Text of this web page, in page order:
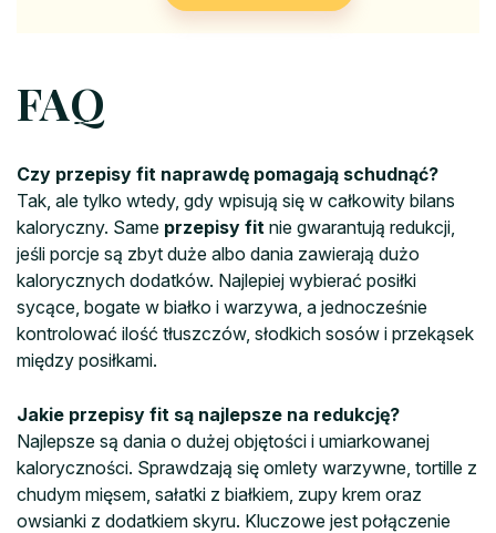
FAQ
Czy przepisy fit naprawdę pomagają schudnąć?
Tak, ale tylko wtedy, gdy wpisują się w całkowity bilans
kaloryczny. Same przepisy fit nie gwarantują redukcji,
jeśli porcje są zbyt duże albo dania zawierają dużo
kalorycznych dodatków. Najlepiej wybierać posiłki
sycące, bogate w białko i warzywa, a jednocześnie
kontrolować ilość tłuszczów, słodkich sosów i przekąsek
między posiłkami.
Jakie przepisy fit są najlepsze na redukcję?
Najlepsze są dania o dużej objętości i umiarkowanej
kaloryczności. Sprawdzają się omlety warzywne, tortille z
chudym mięsem, sałatki z białkiem, zupy krem oraz
owsianki z dodatkiem skyru. Kluczowe jest połączenie